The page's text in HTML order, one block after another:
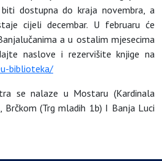
dostupna do kraja novembra, a
cijeli decembar. U februaru će
a u ostalim mjesecima
naslove i rezervišite knjige na
biblioteka/
se nalaze u Mostaru (Kardinala
Brčkom (Trg mladih 1b) I Banja Luci